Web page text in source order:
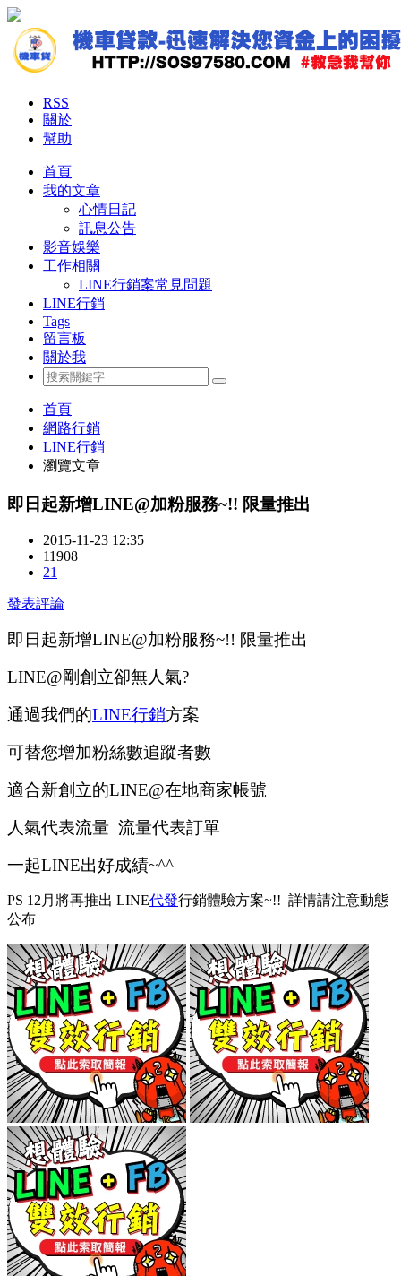
RSS
關於
幫助
首頁
我的文章
心情日記
訊息公告
影音娛樂
工作相關
LINE行銷案常見問題
LINE行銷
Tags
留言板
關於我
首頁
網路行銷
LINE行銷
瀏覽文章
即日起新增LINE@加粉服務~!! 限量推出
2015-11-23 12:35
11908
21
發表評論
即日起新增LINE@加粉服務~!! 限量推出
LINE@剛創立卻無人氣?
通過我們的LINE行銷方案
可替您增加粉絲數追蹤者數
適合新創立的LINE@在地商家帳號
人氣代表流量 流量代表訂單
一起LINE出好成績~^^
PS 12月將再推出 LINE代發行銷體驗方案~!! 詳情請注意動態
公布